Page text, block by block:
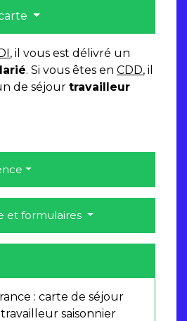
, il vous est délivré un
. Si vous êtes en CDD, il
de séjour travailleur
et formulaires
: carte de séjour
saisonnier